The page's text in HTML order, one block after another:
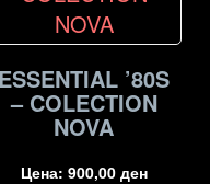
ESSENTIAL ’80S
– COLECTION
NOVA
Цена: 900,00 ден